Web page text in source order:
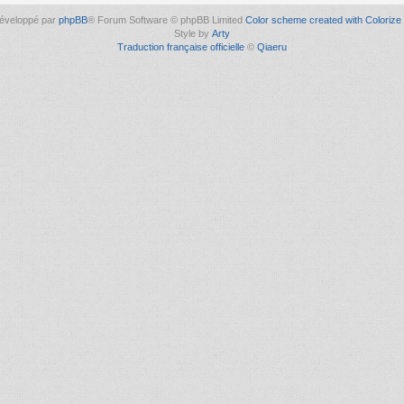
par phpBB® Forum Software © phpBB Limited Color scheme created with Colorize
Style by Arty
Traduction française officielle © Qiaeru